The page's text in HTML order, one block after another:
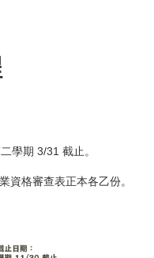
學期 3/31 截止。
資格審查表正本各乙份。